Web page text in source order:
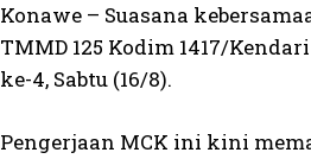
Konawe – Suasana
TMMD 125 Kodim 1417/
ke-4, Sabtu (16/8).
Pengerjaan MCK ini kini